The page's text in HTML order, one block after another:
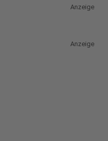
Anzeige
Anzeige